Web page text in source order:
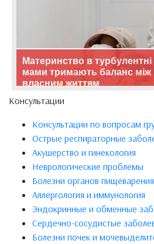
Материнство в турбулентні
мами тримають баланс між
власним життям
Консультации
Консультации по вопросам
Острые респираторные
Акушерство и гинекология
Неврологические проблемы
Болезни органов пищеварения
Аллергология и иммунология
Эндокринные и обменные
Сердечно-сосудистые
Болезни почек и